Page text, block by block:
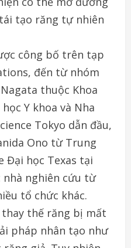
tạo răng tự nhiên
công bố trên tạp
đến từ nhóm
thuộc Khoa
Y khoa và Nha
Tokyo dẫn đầu,
Ono từ Trung
Đại học Texas tại
nhà nghiên cứu từ
tổ chức khác.
thế răng bị mất
pháp nhân tạo như